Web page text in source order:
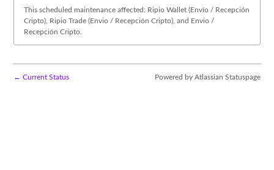
This scheduled maintenance affected: Ripio Wallet (Envío / Recepción
Cripto), Ripio Trade (Envio / Recepción Cripto), and Envio /
Recepción Cripto.
← Current Status Powered by Atlassian Statuspage